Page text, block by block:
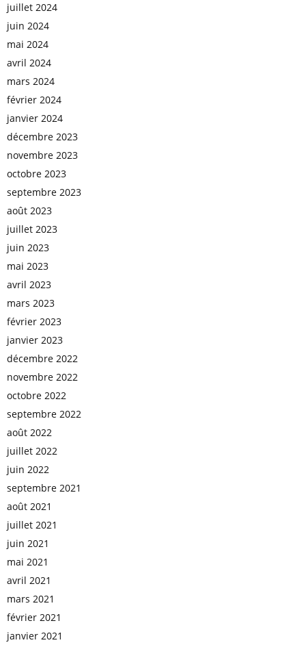
juillet 2024
juin 2024
mai 2024
avril 2024
mars 2024
février 2024
janvier 2024
décembre 2023
novembre 2023
octobre 2023
septembre 2023
août 2023
juillet 2023
juin 2023
mai 2023
avril 2023
mars 2023
février 2023
janvier 2023
décembre 2022
novembre 2022
octobre 2022
septembre 2022
août 2022
juillet 2022
juin 2022
septembre 2021
août 2021
juillet 2021
juin 2021
mai 2021
avril 2021
mars 2021
février 2021
janvier 2021